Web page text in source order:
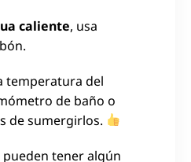
caliente, usa
temperatura del
de baño o
de sumergirlos.
pueden tener algún